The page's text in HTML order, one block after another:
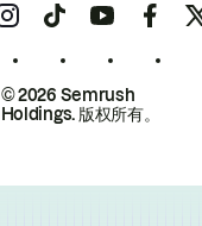
© 2026 Semrush
Holdings. 版权所有。